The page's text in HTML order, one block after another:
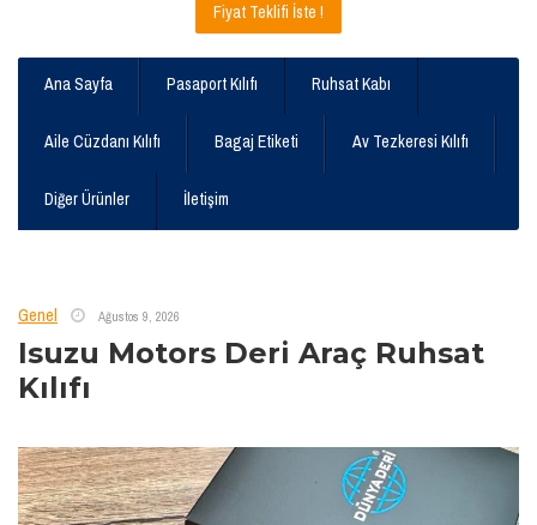
Fiyat Teklifi İste !
Ana Sayfa Pasaport Kılıfı Ruhsat Kabı
Aile Cüzdanı Kılıfı Bagaj Etiketi Av Tezkeresi Kılıfı
Diğer Ürünler İletişim
Genel Ağustos 9, 2026
Isuzu Motors Deri Araç Ruhsat
Kılıfı